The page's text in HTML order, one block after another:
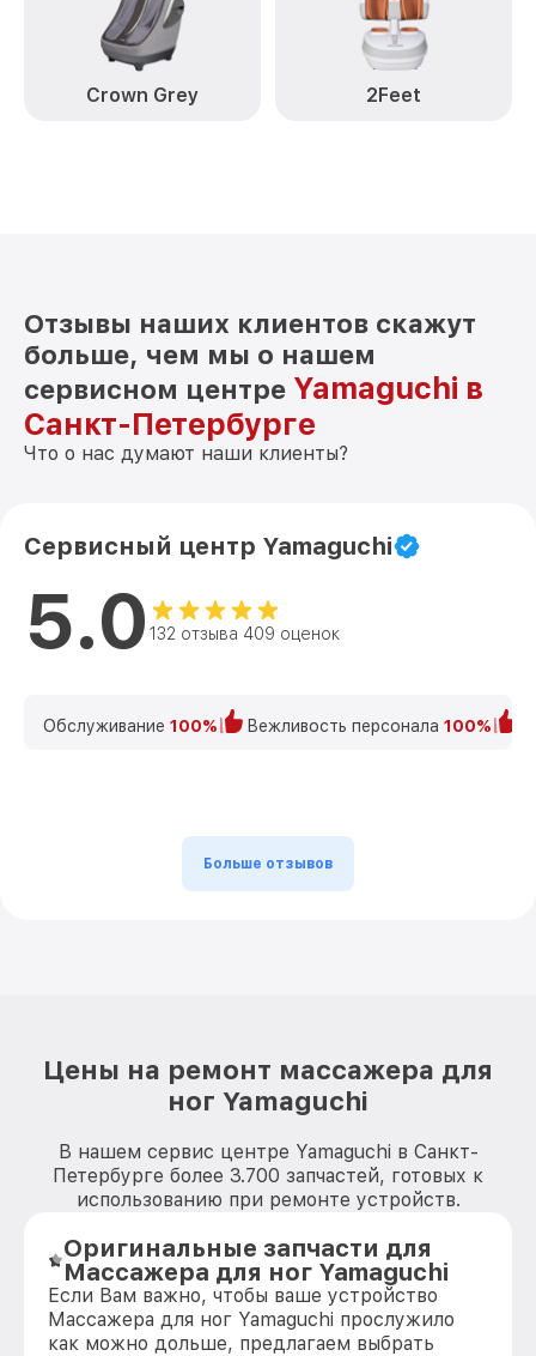
Crown Grey 2Feet
Отзывы наших клиентов скажут
больше, чем мы о нашем
сервисном центре Yamaguchi в
Санкт-Петербурге
Что о нас думают наши клиенты?
Сервисный центр Yamaguchi
5.0 132 отзыва 409 оценок
Обслуживание 100% Вежливость персонала 100%
Больше отзывов
Цены на ремонт массажера для
ног Yamaguchi
В нашем сервис центре Yamaguchi в Санкт-
Петербурге более 3.700 запчастей, готовых к
использованию при ремонте устройств.
Оригинальные запчасти для
Массажера для ног Yamaguchi
Если Вам важно, чтобы ваше устройство
Массажера для ног Yamaguchi прослужило
как можно дольше, предлагаем выбрать